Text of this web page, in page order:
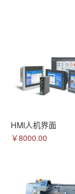
HMI人机界面
￥8000.00